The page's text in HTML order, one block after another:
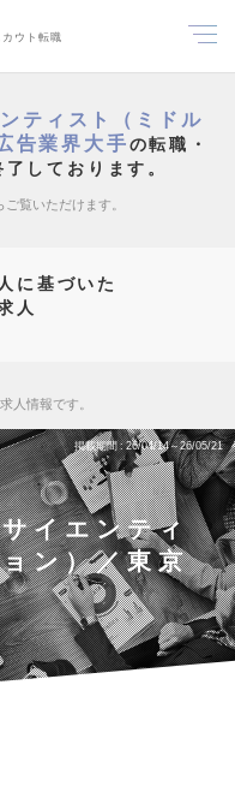
ウト転職
ティスト（ミドル
告業界大手の転職・
しております。
ご覧いただけます。
に基づいた
人
人情報です。
掲載期間 26/04/14～26/05/21
イエンティ
ン）／東京